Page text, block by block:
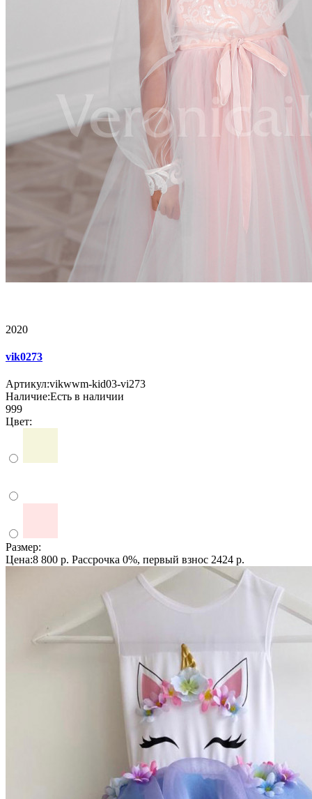
2020
vik0273
Артикул:vikwwm-kid03-vi273
Наличие:Есть в наличии
999
Цвет:
Размер:
Цена:8 800 р. Рассрочка 0%, первый взнос 2424 р.